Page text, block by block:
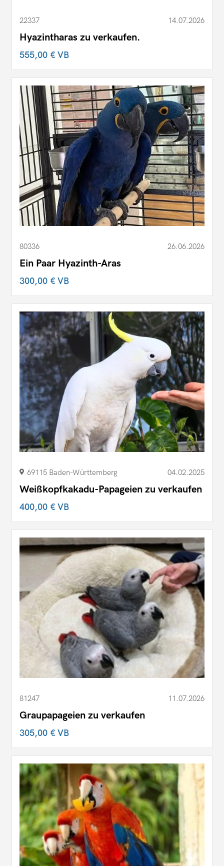
22337 14.07.2026
Hyazintharas zu verkaufen.
555,00 €VB
80336 26.06.2026
Ein Paar Hyazinth-Aras
300,00 €VB
69115 Baden-Württemberg 04.02.2025
Weißkopfkakadu-Papageien zu verkaufen
400,00 €VB
81247 11.07.2026
Graupapageien zu verkaufen
305,00 €VB